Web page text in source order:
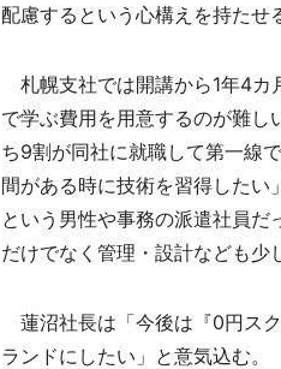
配慮するという心構えを持たせ
札幌支社では開講から1年4カ
で学ぶ費用を用意するのが難
ち9割が同社に就職して第一線
間がある時に技術を習得したい
という男性や事務の派遣社員
だけでなく管理・設計なども少
蓮沼社長は「今後は『0円ス
ランドにしたい」と意気込む。